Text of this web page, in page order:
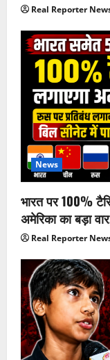
Real Reporter
News
भारत पर 100%
अमेरिका का बड़ा
Real Reporter